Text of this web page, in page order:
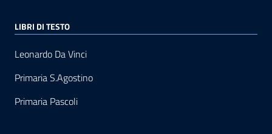
LIBRI DI TESTO
Leonardo Da Vinci
Primaria S.Agostino
Primaria Pascoli